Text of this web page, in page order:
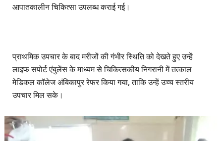
आपातकालीन चिकित्सा उपलब्ध कराई गई।
प्राथमिक उपचार के बाद मरीजों की गंभीर स्थिति को देखते हुए उन्हें
लाइफ सपोर्ट एंबुलेंस के माध्यम से चिकित्सकीय निगरानी में तत्काल
मेडिकल कॉलेज अंबिकापुर रेफर किया गया, ताकि उन्हें उच्च स्तरीय
उपचार मिल सके।